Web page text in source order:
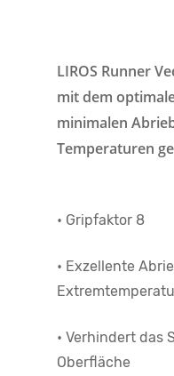
LIROS Runner
mit dem
minimalen
Temperaturen
• Gripfaktor 8
• Exzellente
• Verhindert das
Oberfläche